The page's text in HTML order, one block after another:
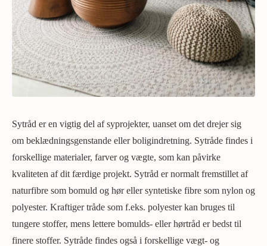
Sytråd er en vigtig del af syprojekter, uanset om det drejer sig
om beklædningsgenstande eller boligindretning. Sytråde findes i
forskellige materialer, farver og vægte, som kan påvirke
kvaliteten af dit færdige projekt. Sytråd er normalt fremstillet af
naturfibre som bomuld og hør eller syntetiske fibre som nylon og
polyester. Kraftiger tråde som f.eks. polyester kan bruges til
tungere stoffer, mens lettere bomulds- eller hørtråd er bedst til
finere stoffer. Sytråde findes også i forskellige vægt- og